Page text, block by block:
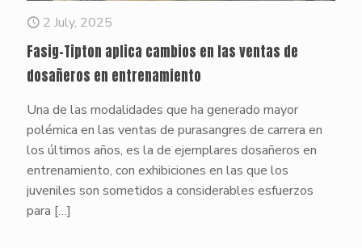
2 July, 2025
Fasig-Tipton aplica cambios en las ventas de
dosañeros en entrenamiento
Una de las modalidades que ha generado mayor
polémica en las ventas de purasangres de carrera en
los últimos años, es la de ejemplares dosañeros en
entrenamiento, con exhibiciones en las que los
juveniles son sometidos a considerables esfuerzos
para […]